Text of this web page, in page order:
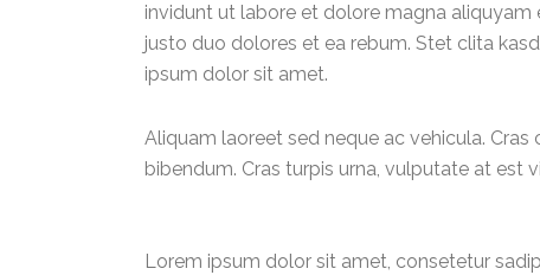
invidunt ut labore et dolore magna
justo duo dolores et ea rebum. Stet clita
ipsum dolor sit amet.
Aliquam laoreet sed neque ac vehicula.
bibendum. Cras turpis urna, vulputate at est
Lorem ipsum dolor sit amet, consetetur